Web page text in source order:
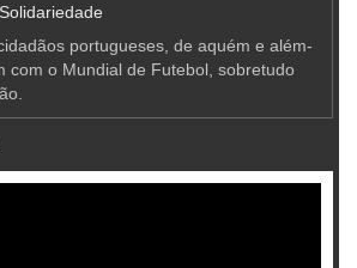
portugueses, de aquém e além-
com o Mundial de Futebol, sobretudo